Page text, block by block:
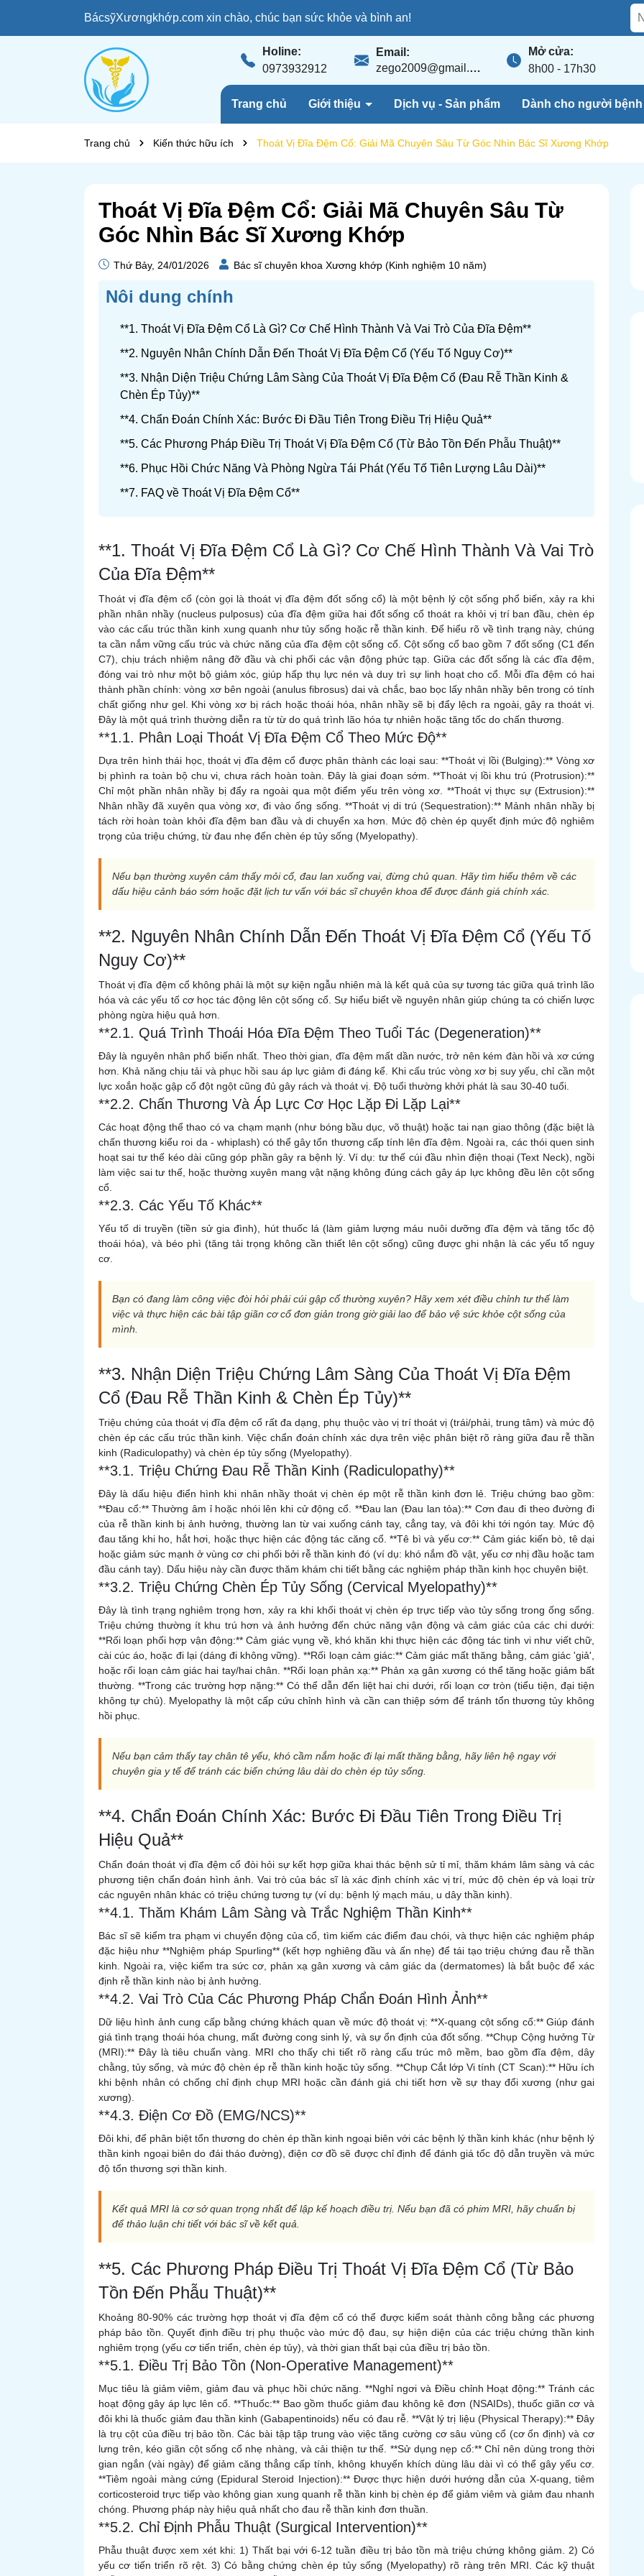
BácsỹXươngkhớp.com xin chào, chúc bạn sức khỏe và bình an!
Holine:
0973932912
Email:
zego2009@gmail.com
Mở cửa:
8h00 - 17h30
Trang chủ Giới thiệu Dịch vụ - Sản phẩm Dành cho người bệnh
Trang chủ Kiến thức hữu ích Thoát Vị Đĩa Đệm Cổ: Giải Mã Chuyên Sâu Từ Góc Nhìn Bác Sĩ Xương Khớp
Thoát Vị Đĩa Đệm Cổ: Giải Mã Chuyên Sâu Từ
Góc Nhìn Bác Sĩ Xương Khớp
Thứ Bảy, 24/01/2026 Bác sĩ chuyên khoa Xương khớp (Kinh nghiệm 10 năm)
Nôi dung chính
**1. Thoát Vị Đĩa Đệm Cổ Là Gì? Cơ Chế Hình Thành Và Vai Trò Của Đĩa Đệm**
**2. Nguyên Nhân Chính Dẫn Đến Thoát Vị Đĩa Đệm Cổ (Yếu Tố Nguy Cơ)**
**3. Nhận Diện Triệu Chứng Lâm Sàng Của Thoát Vị Đĩa Đệm Cổ (Đau Rễ Thần Kinh &
Chèn Ép Tủy)**
**4. Chẩn Đoán Chính Xác: Bước Đi Đầu Tiên Trong Điều Trị Hiệu Quả**
**5. Các Phương Pháp Điều Trị Thoát Vị Đĩa Đệm Cổ (Từ Bảo Tồn Đến Phẫu Thuật)**
**6. Phục Hồi Chức Năng Và Phòng Ngừa Tái Phát (Yếu Tố Tiên Lượng Lâu Dài)**
**7. FAQ về Thoát Vị Đĩa Đệm Cổ**
**1. Thoát Vị Đĩa Đệm Cổ Là Gì? Cơ Chế Hình Thành Và Vai Trò
Của Đĩa Đệm**
Thoát vị đĩa đệm cổ (còn gọi là thoát vị đĩa đệm đốt sống cổ) là một bệnh lý cột sống phổ biến, xảy ra khi
phần nhân nhầy (nucleus pulposus) của đĩa đệm giữa hai đốt sống cổ thoát ra khỏi vị trí ban đầu, chèn ép
vào các cấu trúc thần kinh xung quanh như tủy sống hoặc rễ thần kinh. Để hiểu rõ về tình trạng này, chúng
ta cần nắm vững cấu trúc và chức năng của đĩa đệm cột sống cổ. Cột sống cổ bao gồm 7 đốt sống (C1 đến
C7), chịu trách nhiệm nâng đỡ đầu và chi phối các vận động phức tạp. Giữa các đốt sống là các đĩa đệm,
đóng vai trò như một bộ giảm xóc, giúp hấp thụ lực nén và duy trì sự linh hoạt cho cổ. Mỗi đĩa đệm có hai
thành phần chính: vòng xơ bên ngoài (anulus fibrosus) dai và chắc, bao bọc lấy nhân nhầy bên trong có tính
chất giống như gel. Khi vòng xơ bị rách hoặc thoái hóa, nhân nhầy sẽ bị đẩy lệch ra ngoài, gây ra thoát vị.
Đây là một quá trình thường diễn ra từ từ do quá trình lão hóa tự nhiên hoặc tăng tốc do chấn thương.
**1.1. Phân Loại Thoát Vị Đĩa Đệm Cổ Theo Mức Độ**
Dựa trên hình thái học, thoát vị đĩa đệm cổ được phân thành các loại sau: **Thoát vị lồi (Bulging):** Vòng xơ
bị phình ra toàn bộ chu vi, chưa rách hoàn toàn. Đây là giai đoạn sớm. **Thoát vị lồi khu trú (Protrusion):**
Chỉ một phần nhân nhầy bị đẩy ra ngoài qua một điểm yếu trên vòng xơ. **Thoát vị thực sự (Extrusion):**
Nhân nhầy đã xuyên qua vòng xơ, đi vào ống sống. **Thoát vị di trú (Sequestration):** Mảnh nhân nhầy bị
tách rời hoàn toàn khỏi đĩa đệm ban đầu và di chuyển xa hơn. Mức độ chèn ép quyết định mức độ nghiêm
trọng của triệu chứng, từ đau nhẹ đến chèn ép tủy sống (Myelopathy).
Nếu bạn thường xuyên cảm thấy mỏi cổ, đau lan xuống vai, đừng chủ quan. Hãy tìm hiểu thêm về các
dấu hiệu cảnh báo sớm hoặc đặt lịch tư vấn với bác sĩ chuyên khoa để được đánh giá chính xác.
**2. Nguyên Nhân Chính Dẫn Đến Thoát Vị Đĩa Đệm Cổ (Yếu Tố
Nguy Cơ)**
Thoát vị đĩa đệm cổ không phải là một sự kiện ngẫu nhiên mà là kết quả của sự tương tác giữa quá trình lão
hóa và các yếu tố cơ học tác động lên cột sống cổ. Sự hiểu biết về nguyên nhân giúp chúng ta có chiến lược
phòng ngừa hiệu quả hơn.
**2.1. Quá Trình Thoái Hóa Đĩa Đệm Theo Tuổi Tác (Degeneration)**
Đây là nguyên nhân phổ biến nhất. Theo thời gian, đĩa đệm mất dần nước, trở nên kém đàn hồi và xơ cứng
hơn. Khả năng chịu tải và phục hồi sau áp lực giảm đi đáng kể. Khi cấu trúc vòng xơ bị suy yếu, chỉ cần một
lực xoắn hoặc gập cổ đột ngột cũng đủ gây rách và thoát vị. Độ tuổi thường khởi phát là sau 30-40 tuổi.
**2.2. Chấn Thương Và Áp Lực Cơ Học Lặp Đi Lặp Lại**
Các hoạt động thể thao có va chạm mạnh (như bóng bầu dục, võ thuật) hoặc tai nạn giao thông (đặc biệt là
chấn thương kiểu roi da - whiplash) có thể gây tổn thương cấp tính lên đĩa đệm. Ngoài ra, các thói quen sinh
hoạt sai tư thế kéo dài cũng góp phần gây ra bệnh lý. Ví dụ: tư thế cúi đầu nhìn điện thoại (Text Neck), ngồi
làm việc sai tư thế, hoặc thường xuyên mang vật nặng không đúng cách gây áp lực không đều lên cột sống
cổ.
**2.3. Các Yếu Tố Khác**
Yếu tố di truyền (tiền sử gia đình), hút thuốc lá (làm giảm lượng máu nuôi dưỡng đĩa đệm và tăng tốc độ
thoái hóa), và béo phì (tăng tải trọng không cần thiết lên cột sống) cũng được ghi nhận là các yếu tố nguy
cơ.
Bạn có đang làm công việc đòi hỏi phải cúi gập cổ thường xuyên? Hãy xem xét điều chỉnh tư thế làm
việc và thực hiện các bài tập giãn cơ cổ đơn giản trong giờ giải lao để bảo vệ sức khỏe cột sống của
mình.
**3. Nhận Diện Triệu Chứng Lâm Sàng Của Thoát Vị Đĩa Đệm
Cổ (Đau Rễ Thần Kinh & Chèn Ép Tủy)**
Triệu chứng của thoát vị đĩa đệm cổ rất đa dạng, phụ thuộc vào vị trí thoát vị (trái/phải, trung tâm) và mức độ
chèn ép các cấu trúc thần kinh. Việc chẩn đoán chính xác dựa trên việc phân biệt rõ ràng giữa đau rễ thần
kinh (Radiculopathy) và chèn ép tủy sống (Myelopathy).
**3.1. Triệu Chứng Đau Rễ Thần Kinh (Radiculopathy)**
Đây là dấu hiệu điển hình khi nhân nhầy thoát vị chèn ép một rễ thần kinh đơn lẻ. Triệu chứng bao gồm:
**Đau cổ:** Thường âm ỉ hoặc nhói lên khi cử động cổ. **Đau lan (Đau lan tỏa):** Cơn đau đi theo đường đi
của rễ thần kinh bị ảnh hưởng, thường lan từ vai xuống cánh tay, cẳng tay, và đôi khi tới ngón tay. Mức độ
đau tăng khi ho, hắt hơi, hoặc thực hiện các động tác căng cổ. **Tê bì và yếu cơ:** Cảm giác kiến bò, tê dại
hoặc giảm sức mạnh ở vùng cơ chi phối bởi rễ thần kinh đó (ví dụ: khó nắm đồ vật, yếu cơ nhị đầu hoặc tam
đầu cánh tay). Dấu hiệu này cần được thăm khám chi tiết bằng các nghiệm pháp thần kinh học chuyên biệt.
**3.2. Triệu Chứng Chèn Ép Tủy Sống (Cervical Myelopathy)**
Đây là tình trạng nghiêm trọng hơn, xảy ra khi khối thoát vị chèn ép trực tiếp vào tủy sống trong ống sống.
Triệu chứng thường ít khu trú hơn và ảnh hưởng đến chức năng vận động và cảm giác của các chi dưới:
**Rối loạn phối hợp vận động:** Cảm giác vụng về, khó khăn khi thực hiện các động tác tinh vi như viết chữ,
cài cúc áo, hoặc đi lại (dáng đi không vững). **Rối loạn cảm giác:** Cảm giác mất thăng bằng, cảm giác 'giả',
hoặc rối loạn cảm giác hai tay/hai chân. **Rối loạn phản xạ:** Phản xạ gân xương có thể tăng hoặc giảm bất
thường. **Trong các trường hợp nặng:** Có thể dẫn đến liệt hai chi dưới, rối loạn cơ tròn (tiểu tiện, đại tiện
không tự chủ). Myelopathy là một cấp cứu chỉnh hình và cần can thiệp sớm để tránh tổn thương tủy không
hồi phục.
Nếu bạn cảm thấy tay chân tê yếu, khó cầm nắm hoặc đi lại mất thăng bằng, hãy liên hệ ngay với
chuyên gia y tế để tránh các biến chứng lâu dài do chèn ép tủy sống.
**4. Chẩn Đoán Chính Xác: Bước Đi Đầu Tiên Trong Điều Trị
Hiệu Quả**
Chẩn đoán thoát vị đĩa đệm cổ đòi hỏi sự kết hợp giữa khai thác bệnh sử tỉ mỉ, thăm khám lâm sàng và các
phương tiện chẩn đoán hình ảnh. Vai trò của bác sĩ là xác định chính xác vị trí, mức độ chèn ép và loại trừ
các nguyên nhân khác có triệu chứng tương tự (ví dụ: bệnh lý mạch máu, u dây thần kinh).
**4.1. Thăm Khám Lâm Sàng và Trắc Nghiệm Thần Kinh**
Bác sĩ sẽ kiểm tra phạm vi chuyển động của cổ, tìm kiếm các điểm đau chói, và thực hiện các nghiệm pháp
đặc hiệu như **Nghiệm pháp Spurling** (kết hợp nghiêng đầu và ấn nhẹ) để tái tạo triệu chứng đau rễ thần
kinh. Ngoài ra, việc kiểm tra sức cơ, phản xạ gân xương và cảm giác da (dermatomes) là bắt buộc để xác
định rễ thần kinh nào bị ảnh hưởng.
**4.2. Vai Trò Của Các Phương Pháp Chẩn Đoán Hình Ảnh**
Dữ liệu hình ảnh cung cấp bằng chứng khách quan về mức độ thoát vị: **X-quang cột sống cổ:** Giúp đánh
giá tình trạng thoái hóa chung, mất đường cong sinh lý, và sự ổn định của đốt sống. **Chụp Cộng hưởng Từ
(MRI):** Đây là tiêu chuẩn vàng. MRI cho thấy chi tiết rõ ràng cấu trúc mô mềm, bao gồm đĩa đệm, dây
chằng, tủy sống, và mức độ chèn ép rễ thần kinh hoặc tủy sống. **Chụp Cắt lớp Vi tính (CT Scan):** Hữu ích
khi bệnh nhân có chống chỉ định chụp MRI hoặc cần đánh giá chi tiết hơn về sự thay đổi xương (như gai
xương).
**4.3. Điện Cơ Đồ (EMG/NCS)**
Đôi khi, để phân biệt tổn thương do chèn ép thần kinh ngoại biên với các bệnh lý thần kinh khác (như bệnh lý
thần kinh ngoại biên do đái tháo đường), điện cơ đồ sẽ được chỉ định để đánh giá tốc độ dẫn truyền và mức
độ tổn thương sợi thần kinh.
Kết quả MRI là cơ sở quan trọng nhất để lập kế hoạch điều trị. Nếu bạn đã có phim MRI, hãy chuẩn bị
để thảo luận chi tiết với bác sĩ về kết quả.
**5. Các Phương Pháp Điều Trị Thoát Vị Đĩa Đệm Cổ (Từ Bảo
Tồn Đến Phẫu Thuật)**
Khoảng 80-90% các trường hợp thoát vị đĩa đệm cổ có thể được kiểm soát thành công bằng các phương
pháp bảo tồn. Quyết định điều trị phụ thuộc vào mức độ đau, sự hiện diện của các triệu chứng thần kinh
nghiêm trọng (yếu cơ tiến triển, chèn ép tủy), và thời gian thất bại của điều trị bảo tồn.
**5.1. Điều Trị Bảo Tồn (Non-Operative Management)**
Mục tiêu là giảm viêm, giảm đau và phục hồi chức năng. **Nghỉ ngơi và Điều chỉnh Hoạt động:** Tránh các
hoạt động gây áp lực lên cổ. **Thuốc:** Bao gồm thuốc giảm đau không kê đơn (NSAIDs), thuốc giãn cơ và
đôi khi là thuốc giảm đau thần kinh (Gabapentinoids) nếu có đau rễ. **Vật lý trị liệu (Physical Therapy):** Đây
là trụ cột của điều trị bảo tồn. Các bài tập tập trung vào việc tăng cường cơ sâu vùng cổ (cơ ổn định) và cơ
lưng trên, kéo giãn cột sống cổ nhẹ nhàng, và cải thiện tư thế. **Sử dụng nẹp cổ:** Chỉ nên dùng trong thời
gian ngắn (vài ngày) để giảm căng thẳng cấp tính, không khuyến khích dùng lâu dài vì có thể gây yếu cơ.
**Tiêm ngoài màng cứng (Epidural Steroid Injection):** Được thực hiện dưới hướng dẫn của X-quang, tiêm
corticosteroid trực tiếp vào không gian xung quanh rễ thần kinh bị chèn ép để giảm viêm và giảm đau nhanh
chóng. Phương pháp này hiệu quả nhất cho đau rễ thần kinh đơn thuần.
**5.2. Chỉ Định Phẫu Thuật (Surgical Intervention)**
Phẫu thuật được xem xét khi: 1) Thất bại với 6-12 tuần điều trị bảo tồn mà triệu chứng không giảm. 2) Có
yếu cơ tiến triển rõ rệt. 3) Có bằng chứng chèn ép tủy sống (Myelopathy) rõ ràng trên MRI. Các kỹ thuật